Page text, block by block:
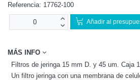
Referencia: 17762-100
Añadir al
MÁS INFO
Filtros de jeringa 15 mm D. y 45 um. Caja
Un filtro jeringa con una membrana de